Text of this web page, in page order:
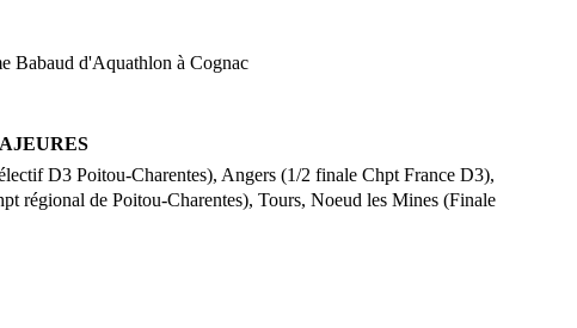
Babaud d'Aquathlon à Cognac
D3 Poitou-Charentes), Angers (1/2 finale Chpt France D3),
régional de Poitou-Charentes), Tours, Noeud les Mines (Finale